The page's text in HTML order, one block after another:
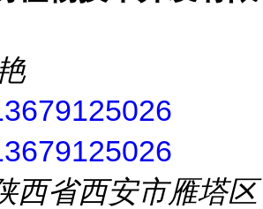
西省西安市雁塔区